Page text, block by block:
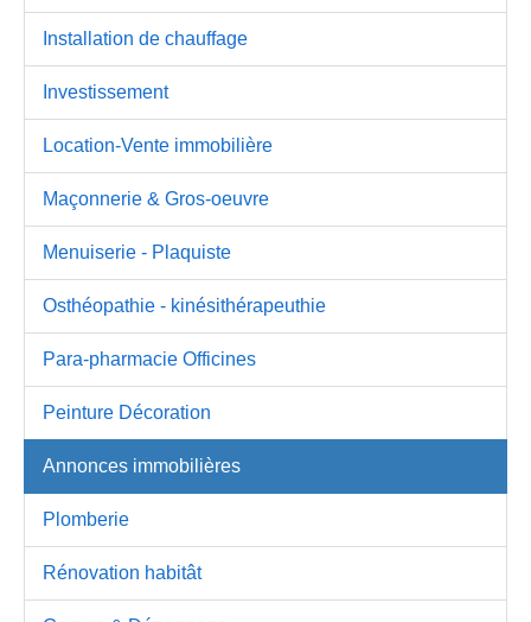
Installation de chauffage
Investissement
Location-Vente immobilière
Maçonnerie & Gros-oeuvre
Menuiserie - Plaquiste
Osthéopathie - kinésithérapeuthie
Para-pharmacie Officines
Peinture Décoration
Annonces immobilières
Plomberie
Rénovation habitât